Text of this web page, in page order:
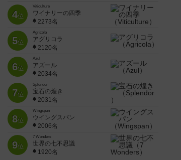
4位
Viticulture
ワイナリーの四季
2273名
5位
Agricola
アグリコラ
2120名
6位
Azul
アズール
2034名
7位
Splendor
宝石の煌き
2031名
8位
Wingspan
ウイングスパン
2006名
9位
7 Wonders
世界の七不思議
1920名